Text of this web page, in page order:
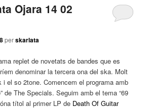
Ojara 14 02
perskarlata
replet de novetats de bandes que es
denominar la tercera ona del ska. Molt
i el so 2tone. Comencem el programa amb
de The Specials. Seguim amb el tema “69
títol al primer LP de Death Of Guitar